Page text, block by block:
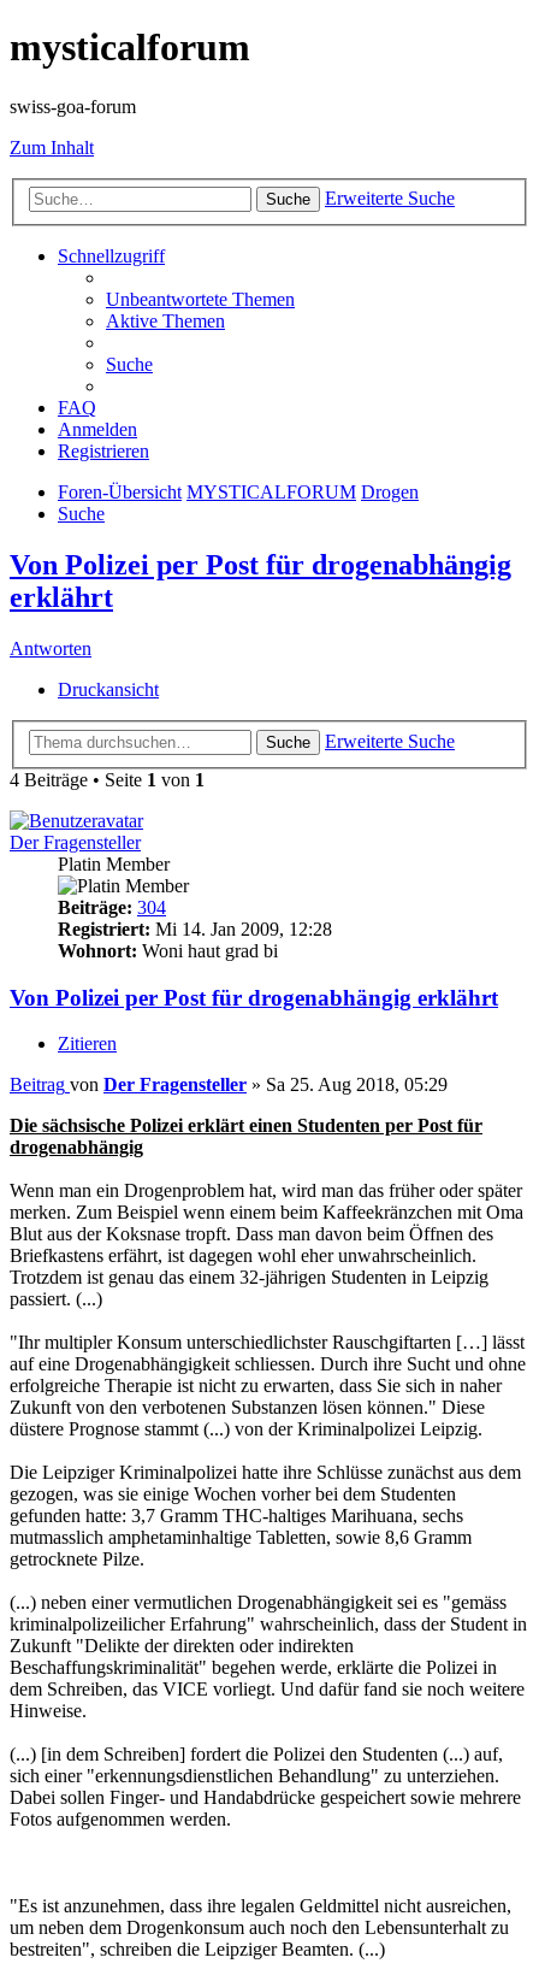
mysticalforum
swiss-goa-forum
Zum Inhalt
Suche Erweiterte Suche
Schnellzugriff
Unbeantwortete Themen
Aktive Themen
Suche
FAQ
Anmelden
Registrieren
Foren-Übersicht MYSTICALFORUM Drogen
Suche
Von Polizei per Post für drogenabhängig
erklährt
Antworten
Druckansicht
Suche
Erweiterte Suche
4 Beiträge • Seite 1 von 1
Der Fragensteller
Platin Member
Beiträge: 304
Registriert: Mi 14. Jan 2009, 12:28
Wohnort: Woni haut grad bi
Von Polizei per Post für drogenabhängig erklährt
Zitieren
Beitrag von Der Fragensteller » Sa 25. Aug 2018, 05:29
Die sächsische Polizei erklärt einen Studenten per Post für
drogenabhängig
Wenn man ein Drogenproblem hat, wird man das früher oder später
merken. Zum Beispiel wenn einem beim Kaffeekränzchen mit Oma
Blut aus der Koksnase tropft. Dass man davon beim Öffnen des
Briefkastens erfährt, ist dagegen wohl eher unwahrscheinlich.
Trotzdem ist genau das einem 32-jährigen Studenten in Leipzig
passiert. (...)
"Ihr multipler Konsum unterschiedlichster Rauschgiftarten […] lässt
auf eine Drogenabhängigkeit schliessen. Durch ihre Sucht und ohne
erfolgreiche Therapie ist nicht zu erwarten, dass Sie sich in naher
Zukunft von den verbotenen Substanzen lösen können." Diese
düstere Prognose stammt (...) von der Kriminalpolizei Leipzig.
Die Leipziger Kriminalpolizei hatte ihre Schlüsse zunächst aus dem
gezogen, was sie einige Wochen vorher bei dem Studenten
gefunden hatte: 3,7 Gramm THC-haltiges Marihuana, sechs
mutmasslich amphetaminhaltige Tabletten, sowie 8,6 Gramm
getrocknete Pilze.
(...) neben einer vermutlichen Drogenabhängigkeit sei es "gemäss
kriminalpolizeilicher Erfahrung" wahrscheinlich, dass der Student in
Zukunft "Delikte der direkten oder indirekten
Beschaffungskriminalität" begehen werde, erklärte die Polizei in
dem Schreiben, das VICE vorliegt. Und dafür fand sie noch weitere
Hinweise.
(...) [in dem Schreiben] fordert die Polizei den Studenten (...) auf,
sich einer "erkennungsdienstlichen Behandlung" zu unterziehen.
Dabei sollen Finger- und Handabdrücke gespeichert sowie mehrere
Fotos aufgenommen werden.
"Es ist anzunehmen, dass ihre legalen Geldmittel nicht ausreichen,
um neben dem Drogenkonsum auch noch den Lebensunterhalt zu
bestreiten", schreiben die Leipziger Beamten. (...)